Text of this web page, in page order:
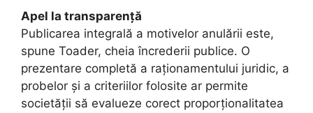
Apel la transparență
Publicarea integrală a motivelor anulării este,
spune Toader, cheia încrederii publice. O
prezentare completă a raționamentului juridic, a
probelor și a criteriilor folosite ar permite
societății să evalueze corect proporționalitatea